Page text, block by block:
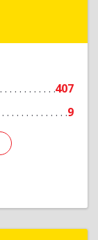
407
9
г, Ново-